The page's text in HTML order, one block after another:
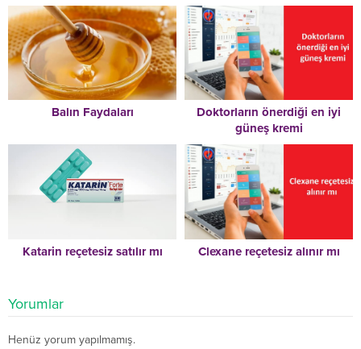
Balın Faydaları
Doktorların önerdiği en iyi
güneş kremi
Katarin reçetesiz satılır mı Clexane reçetesiz alınır mı
Yorumlar
Henüz yorum yapılmamış.